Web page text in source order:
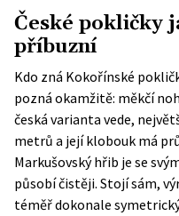
České pokličky
příbuzní
Kdo zná Kokořínské
pozná okamžitě: měkčí
česká varianta vede,
metrů a její klobouk má
Markušovský hřib je se
působí čistěji. Stojí sám,
téměř dokonale